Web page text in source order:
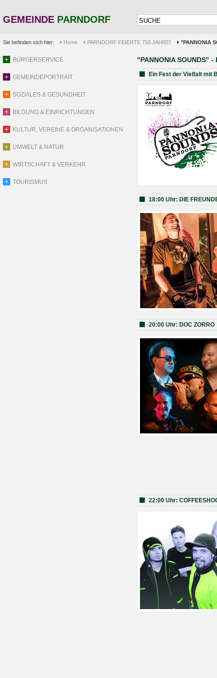
GEMEINDE PARNDORF
Sie befinden sich hier: Home PARNDORF FEIERTE 750 JAHRE! "PANNONIA
BÜRGERSERVICE
GEMEINDEPORTRAIT
SOZIALES & GESUNDHEIT
BILDUNG & EINRICHTUNGEN
KULTUR, VEREINE & ORGANISATIONEN
UMWELT & NATUR
WIRTSCHAFT & VERKEHR
TOURISMUS
"PANNONIA SOUNDS" -
Ein Fest der Vielfalt mit
18:00 Uhr: DIE
20:00 Uhr: DOC ZORRO
22:00 Uhr: